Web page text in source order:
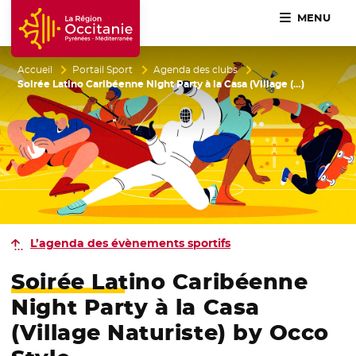
Accueil Région Occitanie / Pyrénées-Méditerranée
MENU
Accueil Portail Sport
Agenda des clubs
Soirée Latino Caribéenne Night Party à la Casa (Village (…)
L’agenda des évènements sportifs
Soirée Latino Caribéenne
Night Party à la Casa
(Village Naturiste) by Occo